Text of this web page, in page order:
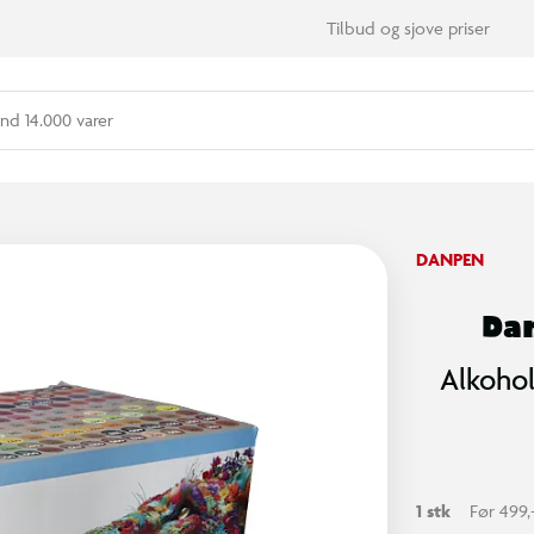
Tilbud og sjove priser
14.000 varer
DANPEN
1 stk Før